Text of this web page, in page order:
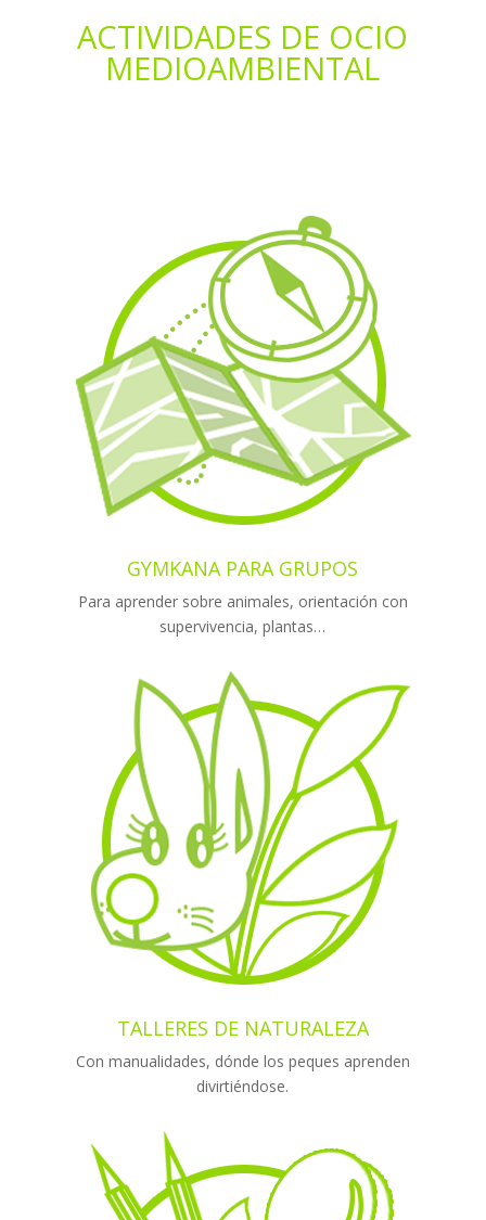
ACTIVIDADES DE OCIO
MEDIOAMBIENTAL
GYMKANA PARA GRUPOS
Para aprender sobre animales, orientación con
supervivencia, plantas…
TALLERES DE NATURALEZA
Con manualidades, dónde los peques aprenden
divirtiéndose.